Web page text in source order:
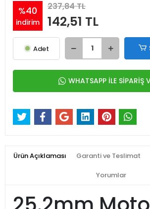
%40
indirim
237,84 TL
142,51 TL
Adet
WHATSAPP İLE SİPARİŞ
Ürün Açıklaması Garanti ve Teslimat
Yorumlar